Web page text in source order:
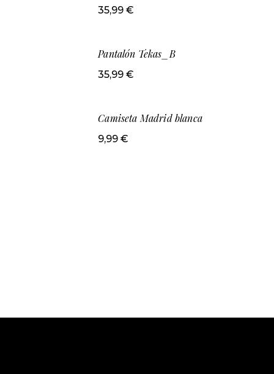
35,99€
Pantalón Tekas_B
35,99€
Camiseta Madrid blanca
9,99€